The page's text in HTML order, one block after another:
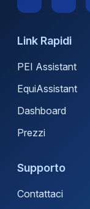
Link Rapidi
PEI Assistant
EquiAssistant
Dashboard
Prezzi
Supporto
Contattaci